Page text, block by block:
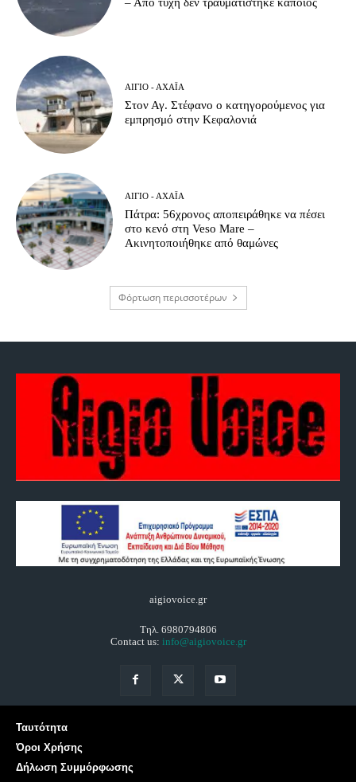
– Από τύχη δεν τραυματίστηκε κάποιος
ΑΊΓΙΟ - ΑΧΑΪ́Α
Στον Αγ. Στέφανο ο κατηγορούμενος για
εμπρησμό στην Κεφαλονιά
ΑΊΓΙΟ - ΑΧΑΪ́Α
Πάτρα: 56χρονος αποπειράθηκε να πέσει
στο κενό στη Veso Mare –
Ακινητοποιήθηκε από θαμώνες
Φόρτωση περισσοτέρων
aigiovoice.gr
Τηλ. 6980794806
Contact us: info@aigiovoice.gr
Ταυτότητα
Όροι Χρήσης
Δήλωση Συμμόρφωσης